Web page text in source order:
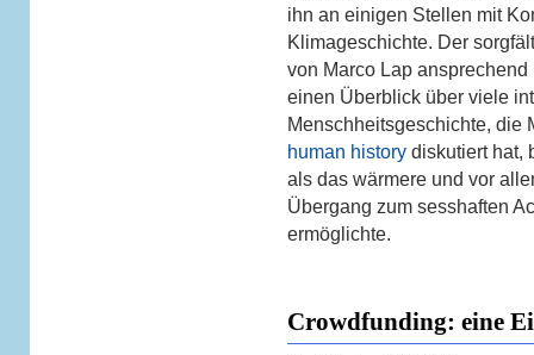
ihn an einigen Stellen mit
Klimageschichte. Der
von Marco Lap
einen Überblick über viele
Menschheitsgeschichte, die
human historydiskutiert hat,
als das wärmere und vor
Übergang zum sesshaften
ermöglichte.
Crowdfunding: eine